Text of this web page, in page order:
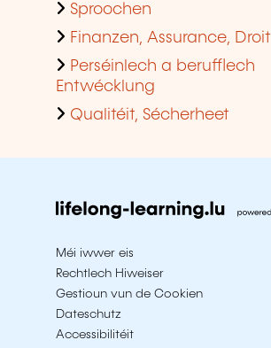
Sproochen
Finanzen, Assurance, Droit
Perséinlech a berufflech
Entwécklung
Qualitéit, Sécherheet
Méi iwwer eis
Rechtlech Hiweiser
Gestioun vun de Cookien
Dateschutz
Accessibilitéit